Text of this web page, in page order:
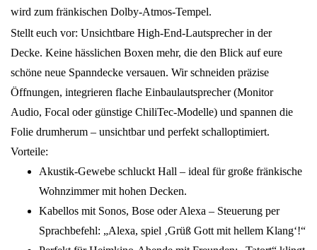
wird zum fränkischen Dolby-Atmos-Tempel.
Stellt euch vor: Unsichtbare High-End-Lautsprecher in der
Decke. Keine hässlichen Boxen mehr, die den Blick auf eure
schöne neue Spanndecke versauen. Wir schneiden präzise
Öffnungen, integrieren flache Einbaulautsprecher (Monitor
Audio, Focal oder günstige ChiliTec-Modelle) und spannen die
Folie drumherum – unsichtbar und perfekt schalloptimiert.
Vorteile:
Akustik-Gewebe schluckt Hall – ideal für große fränkische
Wohnzimmer mit hohen Decken.
Kabellos mit Sonos, Bose oder Alexa – Steuerung per
Sprachbefehl: „Alexa, spiel ‚Grüß Gott mit hellem Klang‘!“